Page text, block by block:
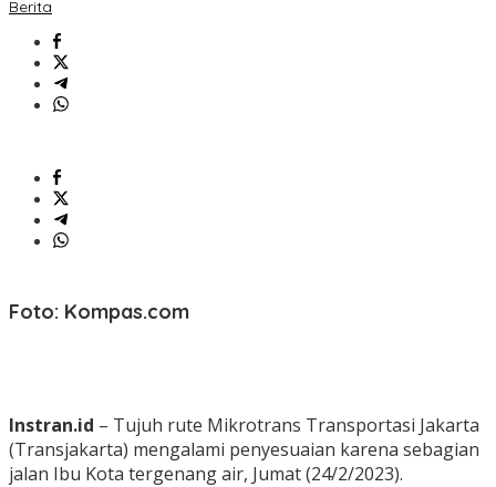
Berita
Foto: Kompas.com
Instran.id – Tujuh rute Mikrotrans Transportasi Jakarta
(Transjakarta) mengalami penyesuaian karena sebagian
jalan Ibu Kota tergenang air, Jumat (24/2/2023).